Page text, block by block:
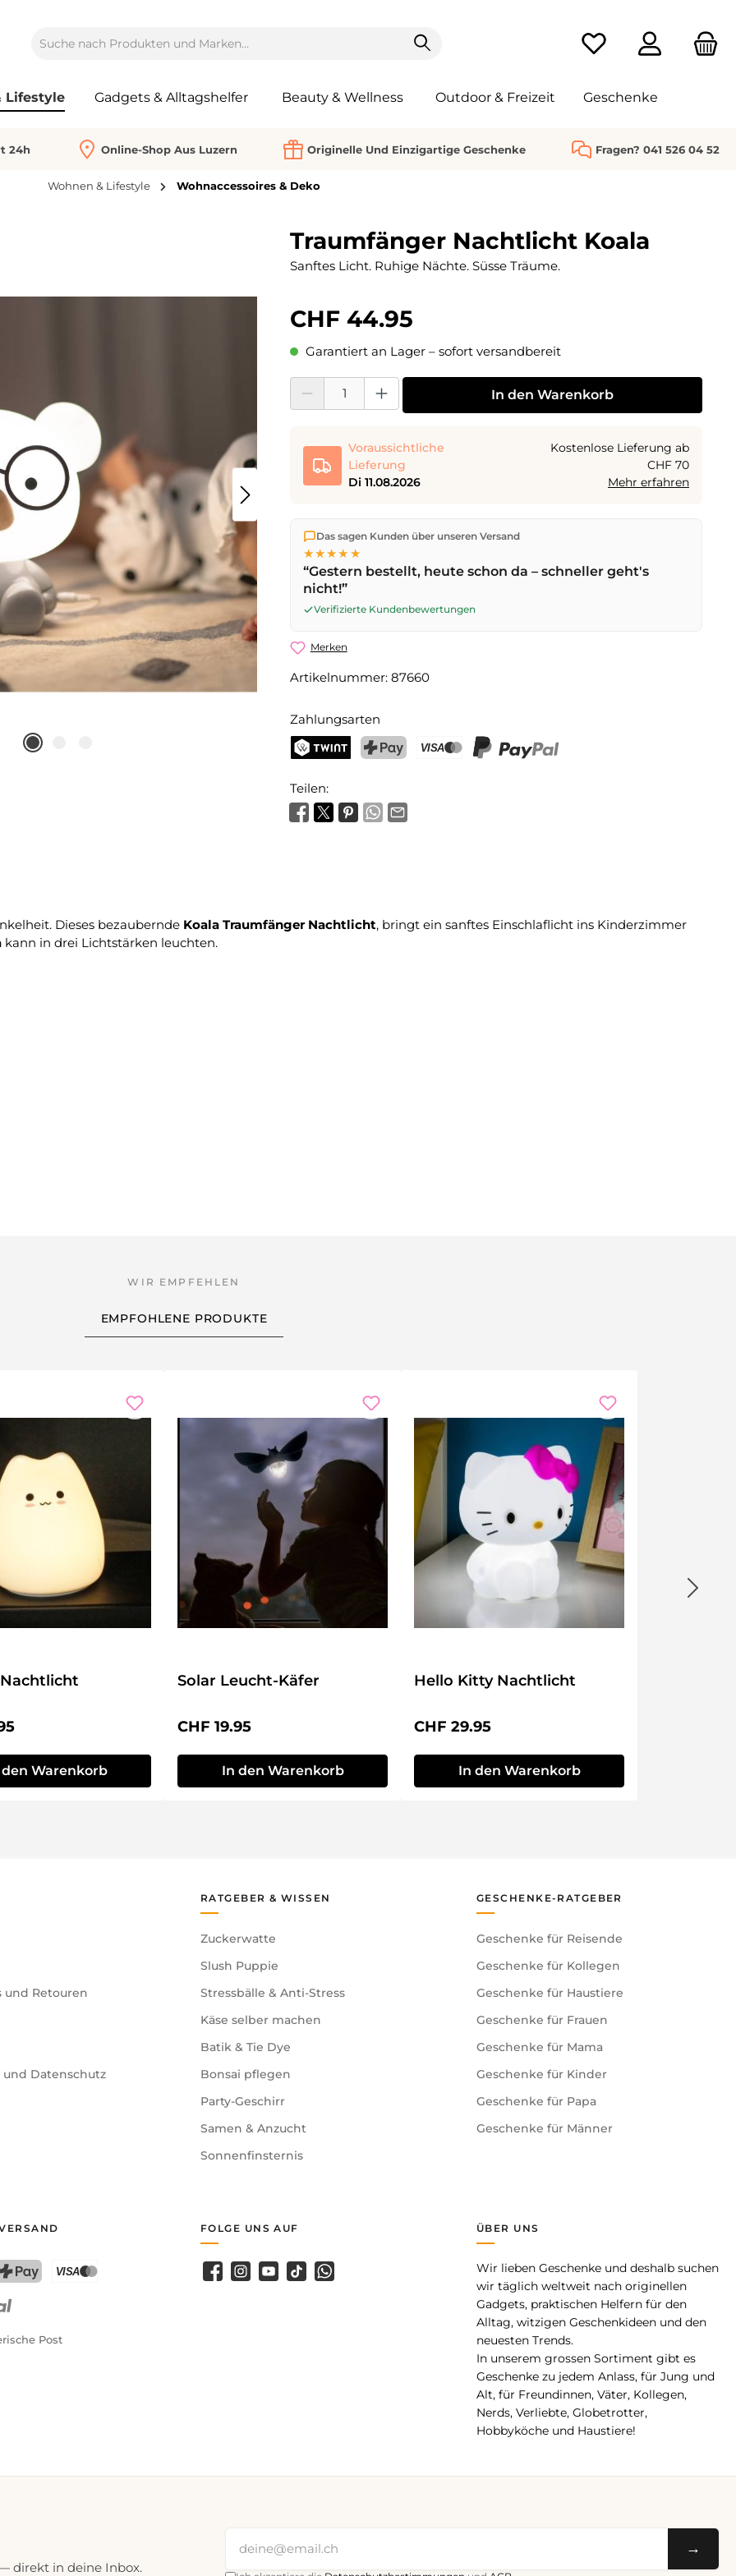
Du hast 0 Produkte
Lifestyle Gadgets & Alltagshelfer Beauty & Wellness Outdoor & Freizeit Geschenke
24h Online-Shop Aus Luzern Originelle Und Einzigartige Geschenke Fragen? 041 526 04 52
Wohnen & Lifestyle Wohnaccessoires & Deko
Traumfänger Nachtlicht Koala
Sanftes Licht. Ruhige Nächte. Süsse Träume.
CHF 44.95
Garantiert an Lager – sofort versandbereit
Produkt Anzahl: Gib den gewünschten Wert ein oder benutze die Schaltflächen um die
In den Warenkorb
Voraussichtliche
Lieferung
Di 11.08.2026
Kostenlose Lieferung ab
CHF 70
Mehr erfahren
Wir versenden direkt aus unserem Lager in Kriens. Ab
die Lieferung kostenlos. Bestellungen bis
noch am selben Tag versendet – Zustellung am
Werktagmit der Schweizerischen Post.
Das sagen Kunden über unseren Versand
★★★★★
“Gestern bestellt, heute schon da – schneller geht's
nicht!”
Verifizierte Kundenbewertungen
Merken
Artikelnummer: 87660
Zahlungsarten
Teilen:
Dieses bezaubernde Koala Traumfänger Nachtlicht, bringt ein sanftes Einschlaflicht ins Kinderzimmer
kann in drei Lichtstärken leuchten.
EMPFOHLENE PRODUKTE
Preis:
Warenkorb
Solar Leucht-Käfer
Regulärer Preis:
CHF 19.95
In den Warenkorb
Hello Kitty Nachtlicht
Regulärer Preis:
CHF 29.95
In den Warenkorb
und Retouren
und Datenschutz
RATGEBER & WISSEN
Zuckerwatte
Slush Puppie
Stressbälle & Anti-Stress
Käse selber machen
Batik & Tie Dye
Bonsai pflegen
Party-Geschirr
Samen & Anzucht
Sonnenfinsternis
GESCHENKE-RATGEBER
Geschenke für Reisende
Geschenke für Kollegen
Geschenke für Haustiere
Geschenke für Frauen
Geschenke für Mama
Geschenke für Kinder
Geschenke für Papa
Geschenke für Männer
ÜBER UNS
Wir lieben Geschenke und deshalb suchen
wir täglich weltweit nach originellen
Gadgets, praktischen Helfern für den
Alltag, witzigen Geschenkideen und den
neuesten Trends.
In unserem grossen Sortiment gibt es
Geschenke zu jedem Anlass, für Jung und
Alt, für Freundinnen, Väter, Kollegen,
Nerds, Verliebte, Globetrotter,
Hobbyköche und Haustiere!
Post
FOLGE UNS AUF
Facebook
Instagram
YouTubeTikTokWhatsApp
direkt in deine Inbox.
→